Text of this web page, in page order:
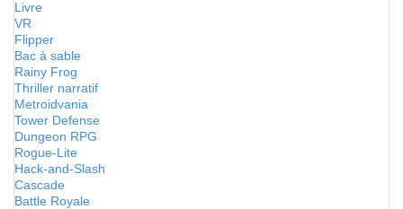
Livre
VR
Flipper
Bac à sable
Rainy Frog
Thriller narratif
Metroidvania
Tower Defense
Dungeon RPG
Rogue-Lite
Hack-and-Slash
Cascade
Battle Royale